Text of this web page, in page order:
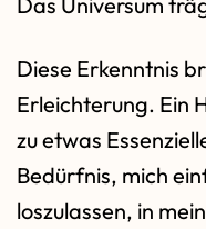
Diese Erkenntnis
Erleichterung. Ein
zu etwas
Bedürfnis, mich
loszulassen, in